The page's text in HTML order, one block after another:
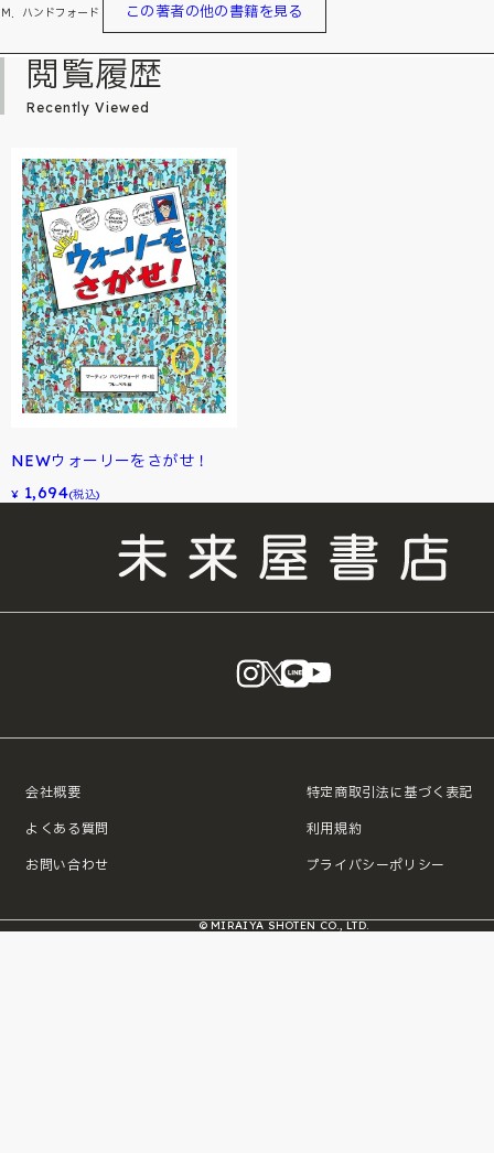
Ｍ．ハンドフォード この著者の他の書籍を見る
閲覧履歴
Recently Viewed
NEWウォーリーをさがせ！
¥ 1,694(税込)
instagram
X LINE
会社概要
よくある質問
お問い合わせ
特定商取引法に基づく表記
利用規約
プライバシーポリシー
© MIRAIYA SHOTEN CO., LTD.